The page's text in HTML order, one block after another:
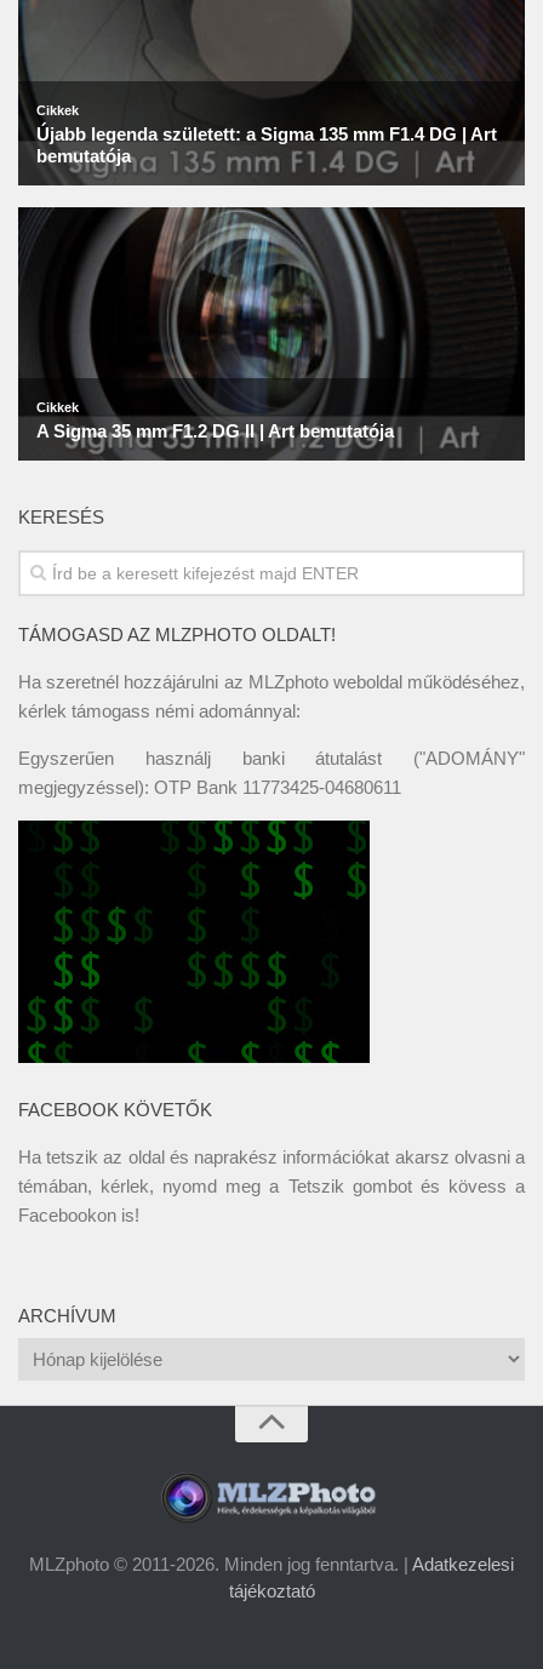
KERESÉS
TÁMOGASD AZ MLZPHOTO OLDALT!
Ha szeretnél hozzájárulni az MLZphoto weboldal működéséhez,
kérlek támogass némi adománnyal:
Egyszerűen használj banki átutalást ("ADOMÁNY"
megjegyzéssel): OTP Bank 11773425-04680611
FACEBOOK KÖVETŐK
Ha tetszik az oldal és naprakész információkat akarsz olvasni a
témában, kérlek, nyomd meg a Tetszik gombot és kövess a
Facebookon is!
ARCHÍVUM
Archívum
MLZphoto © 2011-2026. Minden jog fenntartva. | Adatkezelesi
tájékoztató